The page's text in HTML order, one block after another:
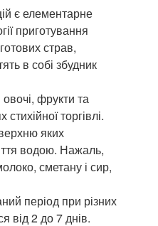
є елементарне
приготування
страв,
в собі збудник
фрукти та
торгівлі.
яких
водою. Нажаль,
сметану і сир,
період при різних
від 2 до 7 днів.